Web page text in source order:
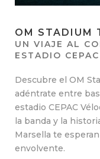
OM STADIUM
UN VIAJE AL
ESTADIO
Descubre el OM
adéntrate entre
estadio CEPAC
la banda y la
Marsella te
envolvente.